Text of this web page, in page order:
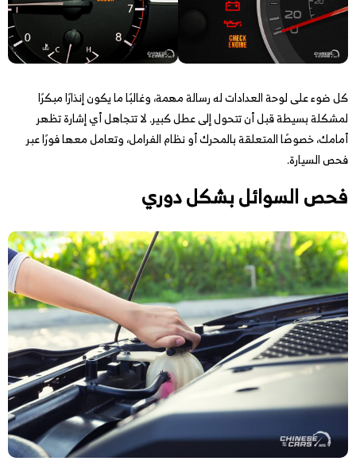
كل ضوء على لوحة العدادات له رسالة مهمة، وغالبًا ما يكون إنذارًا مبكرًا
لمشكلة بسيطة قبل أن تتحول إلى عطل كبير. لا تتجاهل أي إشارة تظهر
أمامك، خصوصًا المتعلقة بالمحرك أو نظام الفرامل، وتعامل معها فورًا عبر
فحص السيارة.
فحص السوائل بشكل دوري